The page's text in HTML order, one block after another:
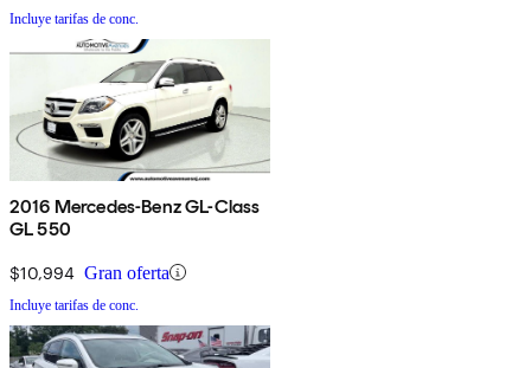
Incluye tarifas de conc.
2016 Mercedes-Benz GL-Class
GL 550
$10,994 Gran oferta
Incluye tarifas de conc.